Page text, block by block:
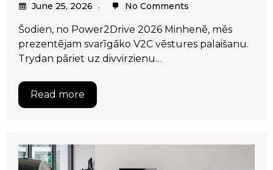
June 25, 2026 No Comments
Šodien, no Power2Drive 2026 Minhenē, mēs
prezentējam svarīgāko V2C vēstures palaišanu.
Trydan pāriet uz divvirzienu…
Read more